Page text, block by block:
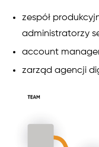
zespół
administratorzy
account
zarząd agencji